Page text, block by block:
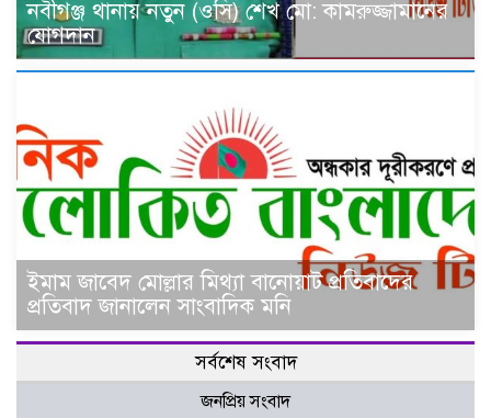
নবীগঞ্জ থানায় নতুন (ওসি) শেখ মো: কামরুজ্জামানের
যোগদান
ইমাম জাবেদ মোল্লার মিথ্যা বানোয়াট প্রতিবাদের
প্রতিবাদ জানালেন সাংবাদিক মনি
সর্বশেষ সংবাদ
জনপ্রিয় সংবাদ